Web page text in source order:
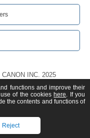
CANON INC. 2025
functions and improve their
of the cookies here. If you
the contents and functions of
Reject